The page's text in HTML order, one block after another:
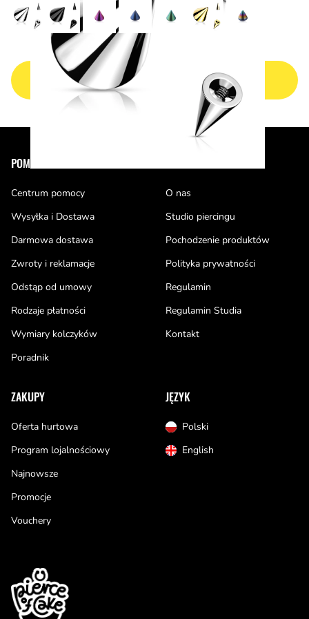
NASTĘPNA STRONA
POMOC
Centrum pomocy
Wysyłka i Dostawa
Darmowa dostawa
Zwroty i reklamacje
Odstąp od umowy
Rodzaje płatności
Wymiary kolczyków
Poradnik
O nas
Studio piercingu
Pochodzenie produktów
Polityka prywatności
Regulamin
Regulamin Studia
Kontakt
ZAKUPY
Oferta hurtowa
Program lojalnościowy
Najnowsze
Promocje
Vouchery
JĘZYK
Polski
English